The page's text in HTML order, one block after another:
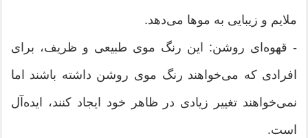
ملایم و زیبایی به موها می‌دهد.
- قهوه‌ای روشن: این رنگ موی طبیعی و ظریف، برای
افرادی که می‌خواهند رنگ موی روشن داشته باشند اما
نمی‌خواهند تغییر زیادی در ظاهر خود ایجاد کنند، ایده‌آل
است.